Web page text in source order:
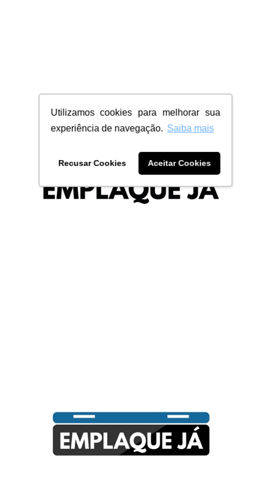
Utilizamos cookies para melhorar sua
experiência de navegação. Saiba mais
Recusar Cookies Aceitar Cookies